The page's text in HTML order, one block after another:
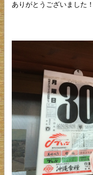
ありがとうございました！